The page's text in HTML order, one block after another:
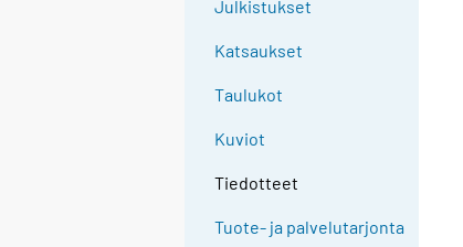
Julkistukset
Katsaukset
Taulukot
Kuviot
Tiedotteet
Tuote- ja palvelutarjonta